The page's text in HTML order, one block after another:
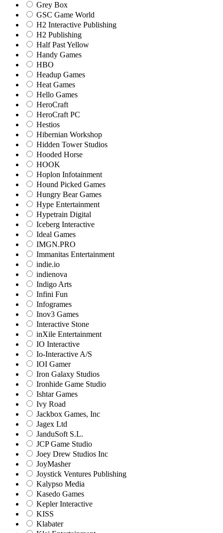
Grey Box
GSC Game World
H2 Interactive Publishing
H2 Publishing
Half Past Yellow
Handy Games
HBO
Headup Games
Heat Games
Hello Games
HeroCraft
HeroCraft PC
Hestios
Hibernian Workshop
Hidden Tower Studios
Hooded Horse
HOOK
Hoplon Infotainment
Hound Picked Games
Hungry Bear Games
Hype Entertainment
Hypetrain Digital
Iceberg Interactive
Ideal Games
IMGN.PRO
Immanitas Entertainment
indie.io
indienova
Indigo Arts
Infini Fun
Infogrames
Inov3 Games
Interactive Stone
inXile Entertainment
IO Interactive
Io-Interactive A/S
IOI Gamer
Iron Galaxy Studios
Ironhide Game Studio
Ishtar Games
Ivy Road
Jackbox Games, Inc
Jagex Ltd
JanduSoft S.L.
JCP Game Studio
Joey Drew Studios Inc
JoyMasher
Joystick Ventures Publishing
Kalypso Media
Kasedo Games
Kepler Interactive
KISS
Klabater